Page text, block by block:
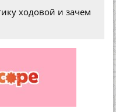
ходовой и зачем